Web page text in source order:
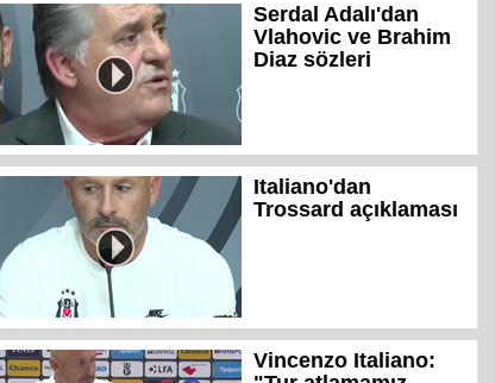
Serdal Adalı'dan
Vlahovic ve Brahim
Diaz sözleri
Italiano'dan
Trossard açıklaması
Vincenzo Italiano: